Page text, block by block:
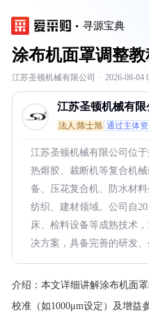
寻源宝典
涂布机面罩调整教
江苏圣顿机械有限公司 · 2026-08-04
江苏圣顿机械有限
法人:陈士旭 通过主体
江苏圣顿机械有限公司位
热熔胶、裁断机等复合机
备、压花复合机、防水材
纺织、建材领域。公司自
床、检料设备等成熟技术
决方案，具备完善的研发
介绍： 本文详细讲解涂布机面
校准（如1000μm设定）及增益